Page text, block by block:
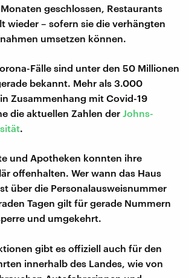
geschlossen, Restaurants
wieder – sofern sie die verhängten
umsetzen können.
Fälle sind unter den 50 Millionen
bekannt. Mehr als 3.000
Zusammenhang mit Covid-19
die aktuellen Zahlen der Johns-
.
und Apotheken konnten ihre
offenhalten. Wer wann das Haus
über die Personalausweisnummer
Tagen gilt für gerade Nummern
und umgekehrt.
gibt es offiziell auch für den
innerhalb des Landes, wie von